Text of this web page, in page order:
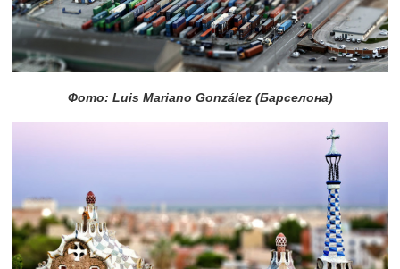
Фото: Luis Mariano González (Барселона)